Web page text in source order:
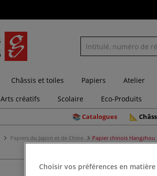
Châssis et toiles Papiers Atelier
Arts créatifs Scolaire Eco-Produits
Catalogues
Papiers du Japon et de Chine Papier chinois Hangzhou
Choisir vos préférences en